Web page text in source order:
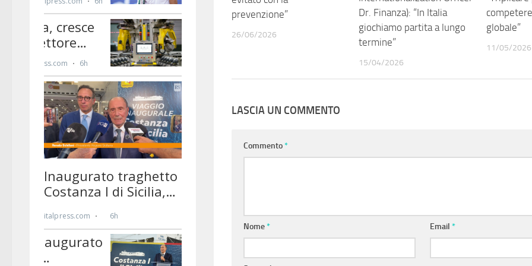
prevenzione”
26/06/2026
Dr. Finanza): “In Italia
giochiamo partita a lungo
termine”
15/04/2026
globale”
11/05/2026
LASCIA UN COMMENTO
Commento*
Nome* Email*